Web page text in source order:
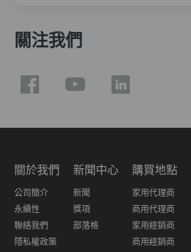
關注我們
關於我們
公司簡介
永續性
聯絡我們
隱私權政策
新聞中心
新聞
獎項
部落格
購買地點
家用代理商
商用代理商
家用經銷商
商用經銷商